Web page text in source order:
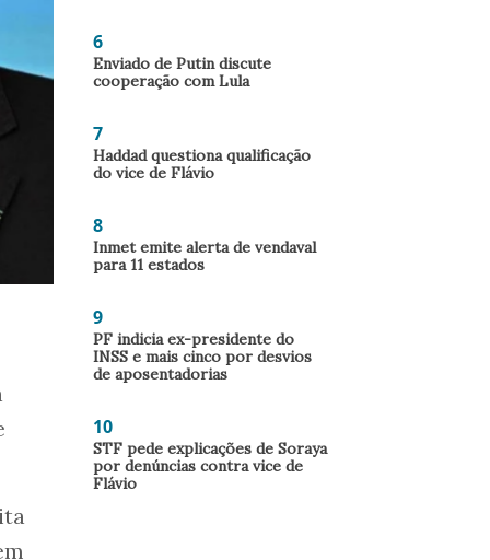
6
Enviado de Putin discute
cooperação com Lula
7
Haddad questiona qualificação
do vice de Flávio
8
Inmet emite alerta de vendaval
para 11 estados
9
PF indicia ex-presidente do
INSS e mais cinco por desvios
de aposentadorias
10
STF pede explicações de Soraya
por denúncias contra vice de
Flávio